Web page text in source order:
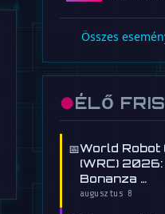
Összes
●ÉLŐ
📅World Robot
(WRC)
Bonanza …
augusztus 8